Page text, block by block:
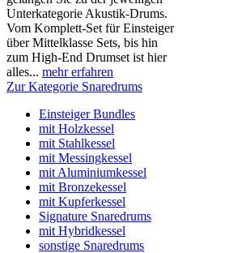
Unterkategorie Akustik-Drums.
Vom Komplett-Set für Einsteiger
über Mittelklasse Sets, bis hin
zum High-End Drumset ist hier
alles... mehr erfahren
Zur Kategorie Snaredrums
Einsteiger Bundles
mit Holzkessel
mit Stahlkessel
mit Messingkessel
mit Aluminiumkessel
mit Bronzekessel
mit Kupferkessel
Signature Snaredrums
mit Hybridkessel
sonstige Snaredrums